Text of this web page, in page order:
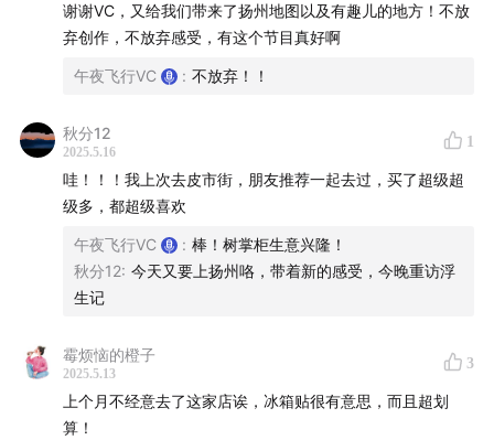
最懂扬州的树掌柜觉得什么时候是扬州的最佳游览
茶？
日常创作频率是什么样的？以及，朋友！不要放弃
>「瘦西湖」谐音梗设计收纳袋
谢谢VC，又给我们带来了扬州地图以及有趣儿的地方！不放
弃创作，不放弃感受，有这个节目真好啊
午夜飞行VC : 不放弃！！
秋分12
2025.5.16
1
哇！！！我上次去皮市街，朋友推荐一起去过，买了超级超
级多，都超级喜欢
午夜飞行VC : 棒！树掌柜生意兴隆！
秋分12: 今天又要上扬州咯，带着新的感受，今晚重访浮
生记
霉烦恼的橙子
2025.5.13
3
上个月不经意去了这家店诶，冰箱贴很有意思，而且超划
算！